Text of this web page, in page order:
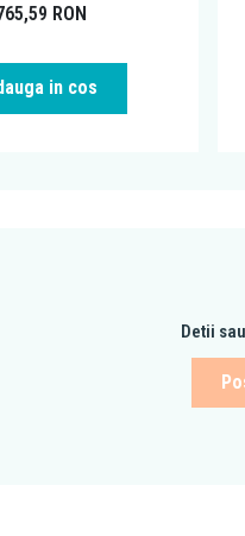
RON
in cos
Detii